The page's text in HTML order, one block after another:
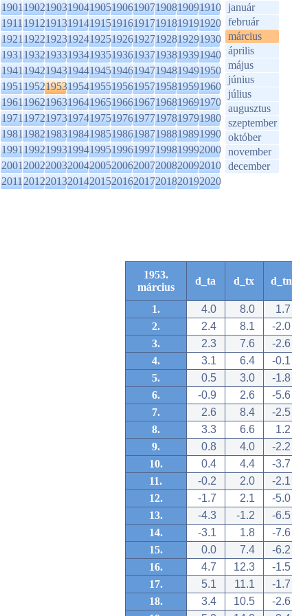
1901190219031904190519061907190819091910
1911191219131914191519161917191819191920
1921192219231924192519261927192819291930
1931193219331934193519361937193819391940
1941194219431944194519461947194819491950
1951195219531954195519561957195819591960
1961196219631964196519661967196819691970
1971197219731974197519761977197819791980
1981198219831984198519861987198819891990
1991199219931994199519961997199819992000
2001200220032004200520062007200820092010
2011201220132014201520162017201820192020
január
február
március
április
május
június
július
augusztus
szeptember
október
november
december
1953.
március
d_ta d_tx d_tn
1. 4.0 8.0 1.7
2.
2.4 8.1 -2.0
3.
2.3 7.6 -2.6
4.
3.1 6.4 -0.1
5.
0.5 3.0 -1.8
6.
-0.9 2.6 -5.6
7.
2.6 8.4 -2.5
8.
3.3 6.6 1.2
9.
0.8 4.0 -2.2
10.
0.4 4.4 -3.7
11.
-0.2 2.0 -2.1
12.
-1.7 2.1 -5.0
13.
-4.3 -1.2 -6.5
14.
-3.1 1.8 -7.6
15.
0.0 7.4 -6.2
16.
4.7 12.3 -1.5
17.
5.1 11.1 -1.7
18.
3.4 10.5 -2.6